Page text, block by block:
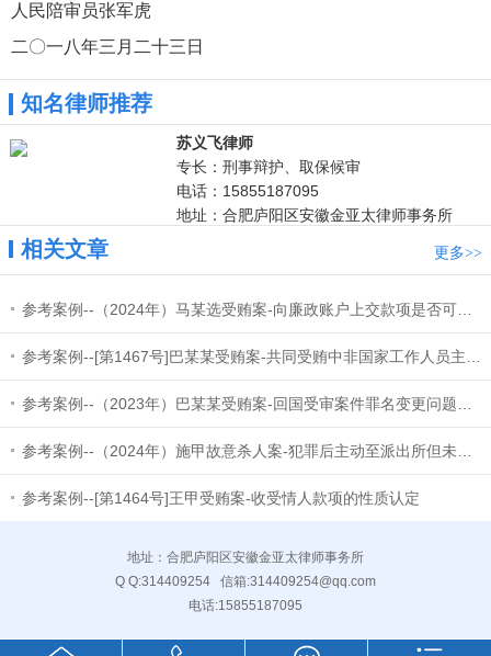
人民陪审员张军虎
二〇一八年三月二十三日
知名律师推荐
苏义飞律师
专长：刑事辩护、取保候审
电话：15855187095
地址：合肥庐阳区安徽金亚太律师事务所
相关文章 更多>>
参考案例--[第1464号]王甲受贿案-收受情人款项的性质认定
地址：合肥庐阳区安徽金亚太律师事务所
Q Q:314409254 信箱:314409254@qq.com
电话:15855187095